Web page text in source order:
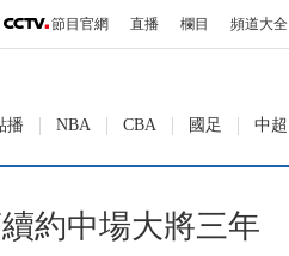
節目官網 直播 欄目 頻道大全
播 NBA CBA 國足 中超
約中場大將三年